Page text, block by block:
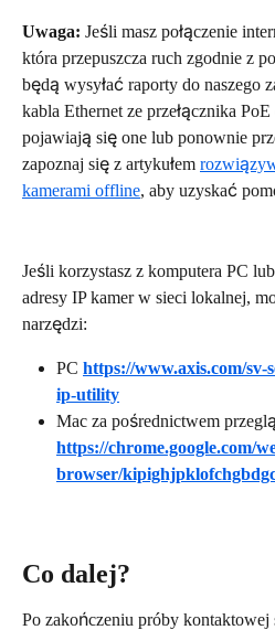
Uwaga: Jeśli masz połączenie
która przepuszcza ruch zgodnie z
będą wysyłać raporty do naszego
kabla Ethernet ze przełącznika
pojawiają się one lub ponownie
zapoznaj się z artykułem
kamerami offline, aby uzyskać
Jeśli korzystasz z komputera PC
adresy IP kamer w sieci lokalnej,
narzędzi:
PC https://www.axis.com/sv-
ip-utility
Mac za pośrednictwem
https://chrome.google.com/
browser/
Co dalej?
Po zakończeniu próby kontaktowej